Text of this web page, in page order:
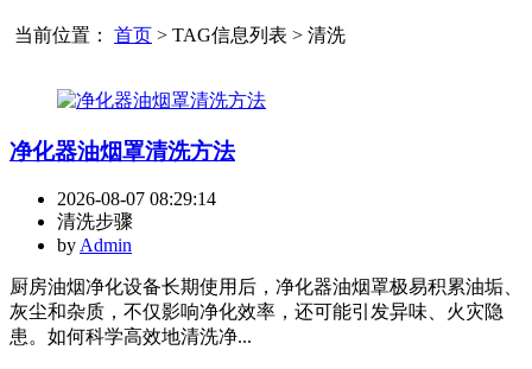
当前位置： 首页 > TAG信息列表 > 清洗
净化器油烟罩清洗方法
2026-08-07 08:29:14
清洗步骤
by Admin
厨房油烟净化设备长期使用后，净化器油烟罩极易积累油垢、
灰尘和杂质，不仅影响净化效率，还可能引发异味、火灾隐
患。如何科学高效地清洗净...